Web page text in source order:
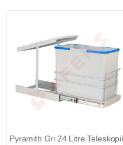
Pyramith Gri 24 Litre